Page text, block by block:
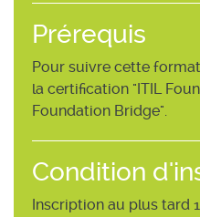
Prérequis
Pour suivre cette
la certification "ITIL
Foundation Bridge".
Condition
Inscription au plus tard